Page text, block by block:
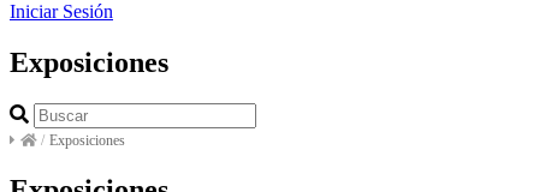
Iniciar Sesión
Exposiciones
/ Exposiciones